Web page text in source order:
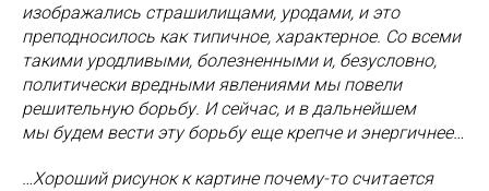
изображались страшилищами, уродами, и это
преподносилось как типичное, характерное. Со всеми
такими уродливыми, болезненными и, безусловно,
политически вредными явлениями мы повели
решительную борьбу. И сейчас, и в дальнейшем
мы будем вести эту борьбу еще крепче и энергичнее…
…Хороший рисунок к картине почему-то считается